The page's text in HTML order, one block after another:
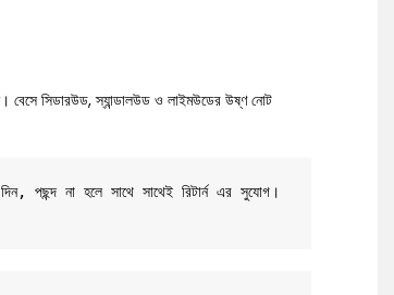
বেসে সিডারউড, স্যান্ডালউড ও লাইমউডের উষ্ণ নোট
পছন্দ না হলে সাথে সাথেই রিটার্ন এর সুযোগ।